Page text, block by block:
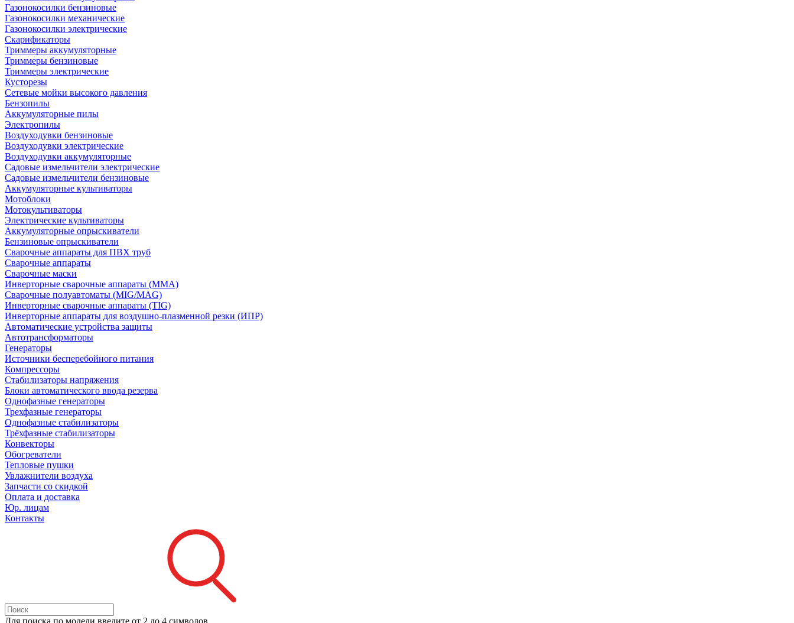
Газонокосилки бензиновые
Газонокосилки механические
Газонокосилки электрические
Скарификаторы
Триммеры аккумуляторные
Триммеры бензиновые
Триммеры электрические
Кусторезы
Сетевые мойки высокого давления
Бензопилы
Аккумуляторные пилы
Электропилы
Воздуходувки бензиновые
Воздуходувки электрические
Воздуходувки аккумуляторные
Садовые измельчители электрические
Садовые измельчители бензиновые
Аккумуляторные культиваторы
Мотоблоки
Мотокультиваторы
Электрические культиваторы
Аккумуляторные опрыскиватели
Бензиновые опрыскиватели
Сварочные аппараты для ПВХ труб
Сварочные аппараты
Сварочные маски
Инверторные сварочные аппараты (ММА)
Сварочные полуавтоматы (MIG/MAG)
Инверторные сварочные аппараты (TIG)
Инверторные аппараты для воздушно-плазменной резки (ИПР)
Автоматические устройства защиты
Автотрансформаторы
Генераторы
Источники бесперебойного питания
Компрессоры
Стабилизаторы напряжения
Блоки автоматического ввода резерва
Однофазные генераторы
Трехфазные генераторы
Однофазные стабилизаторы
Трёхфазные стабилизаторы
Конвекторы
Обогреватели
Тепловые пушки
Увлажнители воздуха
Запчасти со скидкой
Оплата и доставка
Юр. лицам
Контакты
Для поиска по модели введите от 2 до 4 символов.